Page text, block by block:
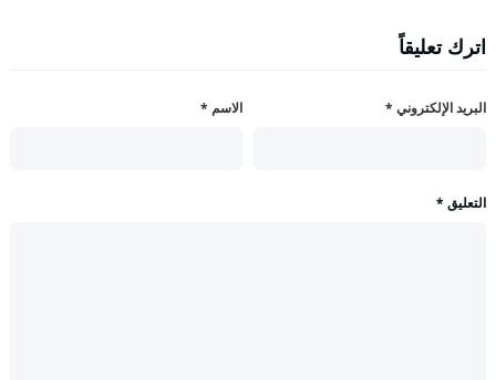
اترك تعليقاً
الاسم * البريد الإلكتروني *
التعليق *